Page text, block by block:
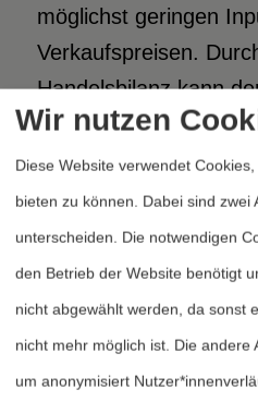
möglichst geringen
Verkaufspreisen.
Handelsbilanz kann
dann
importieren, ohne der
»schaden« (vgl. Ayeb
Vorausgesetzt, dass
Strategie tatsächlich
von
wurde das Scheitern
Wir nutzen
Diese Website verwendet
bieten zu können. Dabei sind zwei
unterscheiden. Die notwendigen
den Betrieb der Website benötigt
nicht abgewählt werden, da sonst
nicht mehr möglich ist. Die andere
um anonymisiert